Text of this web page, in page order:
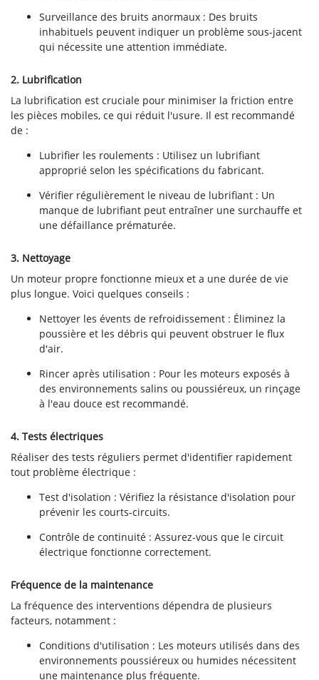
Surveillance des bruits anormaux : Des bruits
inhabituels peuvent indiquer un problème sous-jacent
qui nécessite une attention immédiate.
2. Lubrification
La lubrification est cruciale pour minimiser la friction entre
les pièces mobiles, ce qui réduit l'usure. Il est recommandé
de :
Lubrifier les roulements : Utilisez un lubrifiant
approprié selon les spécifications du fabricant.
Vérifier régulièrement le niveau de lubrifiant : Un
manque de lubrifiant peut entraîner une surchauffe et
une défaillance prématurée.
3. Nettoyage
Un moteur propre fonctionne mieux et a une durée de vie
plus longue. Voici quelques conseils :
Nettoyer les évents de refroidissement : Éliminez la
poussière et les débris qui peuvent obstruer le flux
d'air.
Rincer après utilisation : Pour les moteurs exposés à
des environnements salins ou poussiéreux, un rinçage
à l'eau douce est recommandé.
4. Tests électriques
Réaliser des tests réguliers permet d'identifier rapidement
tout problème électrique :
Test d'isolation : Vérifiez la résistance d'isolation pour
prévenir les courts-circuits.
Contrôle de continuité : Assurez-vous que le circuit
électrique fonctionne correctement.
Fréquence de la maintenance
La fréquence des interventions dépendra de plusieurs
facteurs, notamment :
Conditions d'utilisation : Les moteurs utilisés dans des
environnements poussiéreux ou humides nécessitent
une maintenance plus fréquente.